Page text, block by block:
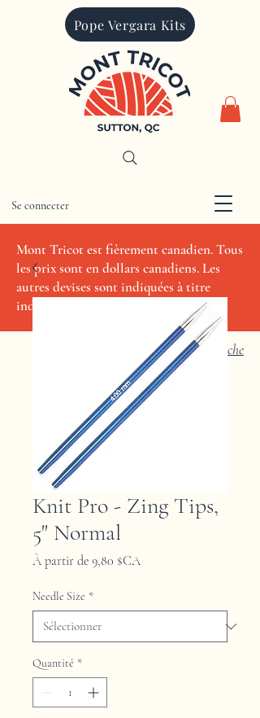
Pope Vergara Kits
CAD (C$)
Mont Tricot est fièrement canadien. Tous
les prix sont en dollars canadiens. Les
autres devises sont indiquées à titre
indicatif seulement.
Se connecter
Recherche
Knit Pro - Zing Tips,
5" Normal
À partir de 9,80 $CAPrix
Needle Size *
Quantité *